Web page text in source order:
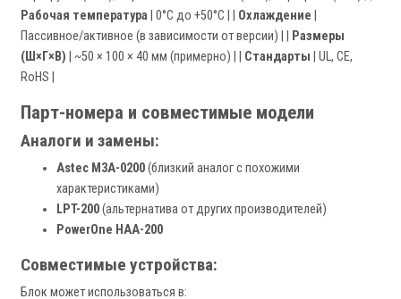
Рабочая температура | 0°C до +50°C | | Охлаждение
Пассивное/активное (в зависимости от версии) | |
Размеры
(Ш×Г×В) | ~50 × 100 × 40 мм (примерно) | | Стандарты | UL, CE,
RoHS |
Парт-номера и совместимые модели
Аналоги и замены:
Astec M3A-0200(близкий аналог с похожими
характеристиками)
LPT-200(альтернатива от других производителей)
PowerOne HAA-200
Совместимые устройства:
Блок может использоваться в: